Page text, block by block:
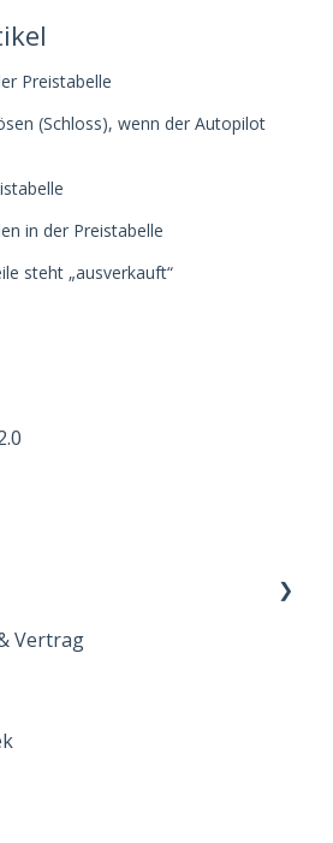
Preistabelle
(Schloss), wenn der Autopilot
in der Preistabelle
steht „ausverkauft“
Vertrag